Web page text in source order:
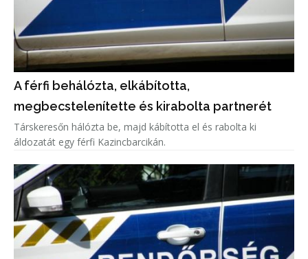
A férfi behálózta, elkábította,
megbecstelenítette és kirabolta partnerét
Társkeresőn hálózta be, majd kábította el és rabolta ki
áldozatát egy férfi Kazincbarcikán.